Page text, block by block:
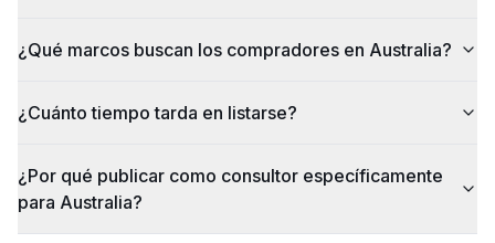
¿Qué marcos buscan los compradores en Australia?
¿Cuánto tiempo tarda en listarse?
¿Por qué publicar como consultor específicamente
para Australia?